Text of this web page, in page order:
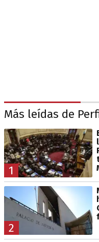
Más leídas de
1
2